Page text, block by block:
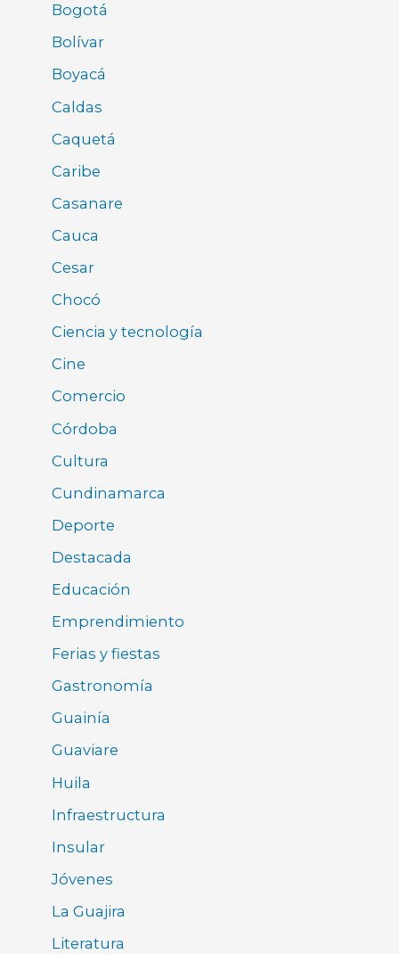
Bogotá
Bolívar
Boyacá
Caldas
Caquetá
Caribe
Casanare
Cauca
Cesar
Chocó
Ciencia y tecnología
Cine
Comercio
Córdoba
Cultura
Cundinamarca
Deporte
Destacada
Educación
Emprendimiento
Ferias y fiestas
Gastronomía
Guainía
Guaviare
Huila
Infraestructura
Insular
Jóvenes
La Guajira
Literatura